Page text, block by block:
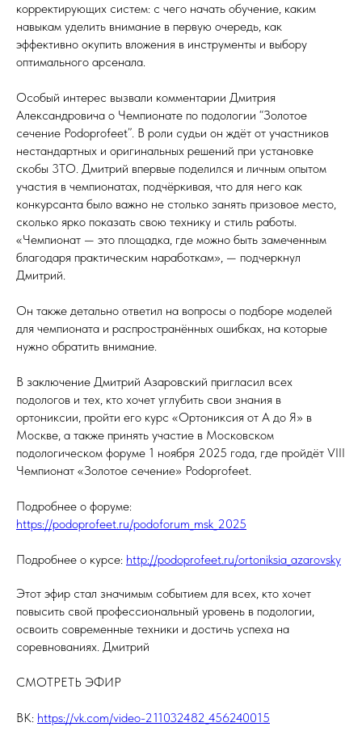
корректирующих систем: с чего начать обучение, каким
навыкам уделить внимание в первую очередь, как
эффективно окупить вложения в инструменты и выбору
оптимального арсенала.
Особый интерес вызвали комментарии Дмитрия
Александровича о Чемпионате по подологии “Золотое
сечение Podoprofeet”. В роли судьи он ждёт от участников
нестандартных и оригинальных решений при установке
скобы 3ТО. Дмитрий впервые поделился и личным опытом
участия в чемпионатах, подчёркивая, что для него как
конкурсанта было важно не столько занять призовое место,
сколько ярко показать свою технику и стиль работы.
«Чемпионат — это площадка, где можно быть замеченным
благодаря практическим наработкам», — подчеркнул
Дмитрий.
Он также детально ответил на вопросы о подборе моделей
для чемпионата и распространённых ошибках, на которые
нужно обратить внимание.
В заключение Дмитрий Азаровский пригласил всех
подологов и тех, кто хочет углубить свои знания в
ортониксии, пройти его курс «Ортониксия от А до Я» в
Москве, а также принять участие в Московском
подологическом форуме 1 ноября 2025 года, где пройдёт VIII
Чемпионат «Золотое сечение» Podoprofeet.
Подробнее о форуме:
https://podoprofeet.ru/podoforum_msk_2025
Подробнее о курсе: http://podoprofeet.ru/ortoniksia_azarovsky
Этот эфир стал значимым событием для всех, кто хочет
повысить свой профессиональный уровень в подологии,
освоить современные техники и достичь успеха на
соревнованиях. Дмитрий
СМОТРЕТЬ ЭФИР
ВК: https://vk.com/video-211032482_456240015